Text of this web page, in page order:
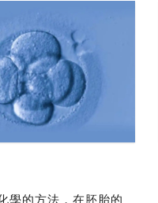
學的方法，在胚胎的